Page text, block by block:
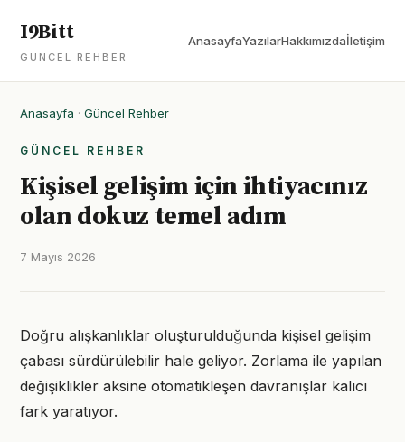
I9Bitt
GÜNCEL REHBER
AnasayfaYazılarHakkımızdaİletişim
Anasayfa · Güncel Rehber
GÜNCEL REHBER
Kişisel gelişim için ihtiyacınız
olan dokuz temel adım
7 Mayıs 2026
Doğru alışkanlıklar oluşturulduğunda kişisel gelişim
çabası sürdürülebilir hale geliyor. Zorlama ile yapılan
değişiklikler aksine otomatikleşen davranışlar kalıcı
fark yaratıyor.